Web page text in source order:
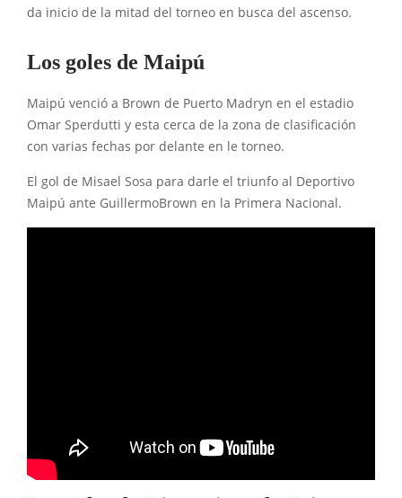
da inicio de la mitad del torneo en busca del ascenso.
Los goles de Maipú
Maipú venció a Brown de Puerto Madryn en el estadio
Omar Sperdutti y esta cerca de la zona de clasificación
con varias fechas por delante en le torneo.
El gol de Misael Sosa para darle el triunfo al Deportivo
Maipú ante GuillermoBrown en la Primera Nacional.